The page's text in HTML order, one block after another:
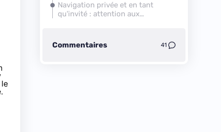
Navigation privée et en tant
qu'invité : attention aux
Commentaires 41